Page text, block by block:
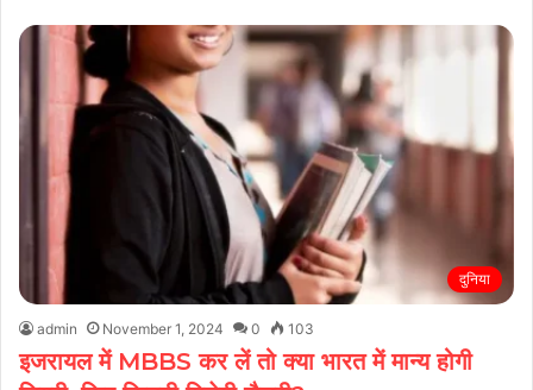
दुनिया
admin November 1, 2024 0 103
इजरायल में MBBS कर लें तो क्या भारत में मान्य होगी